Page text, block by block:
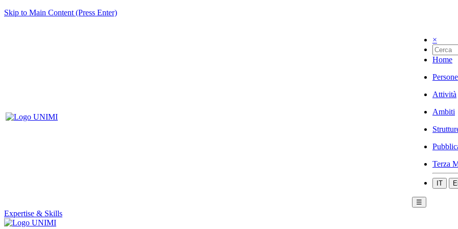
Skip to Main Content (Press Enter)
×
Home
Persone
Attività
Ambiti
Terza
IT
☰
Expertise & Skills